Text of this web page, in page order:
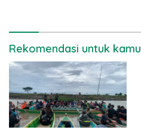
Rekomendasi untuk kamu